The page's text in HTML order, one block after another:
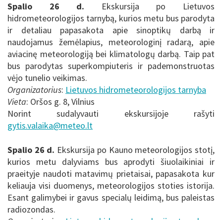
Spalio 26 d. Ekskursija po Lietuvos
hidrometeorologijos tarnybą, kurios metu bus parodyta
ir detaliau papasakota apie sinoptikų darbą ir
naudojamus žemėlapius, meteorologinį radarą, apie
aviacinę meteorologiją bei klimatologų darbą. Taip pat
bus parodytas superkompiuteris ir pademonstruotas
vėjo tunelio veikimas.
Organizatorius: Lietuvos hidrometeorologijos tarnyba
Vieta: Oršos g. 8, Vilnius
Norint sudalyvauti ekskursijoje rašyti
gytis.valaika@meteo.lt
Spalio 26 d. Ekskursija po Kauno meteorologijos stotį,
kurios metu dalyviams bus aprodyti šiuolaikiniai ir
praeityje naudoti matavimų prietaisai, papasakota kur
keliauja visi duomenys, meteorologijos stoties istorija.
Esant galimybei ir gavus specialų leidimą, bus paleistas
radiozondas.